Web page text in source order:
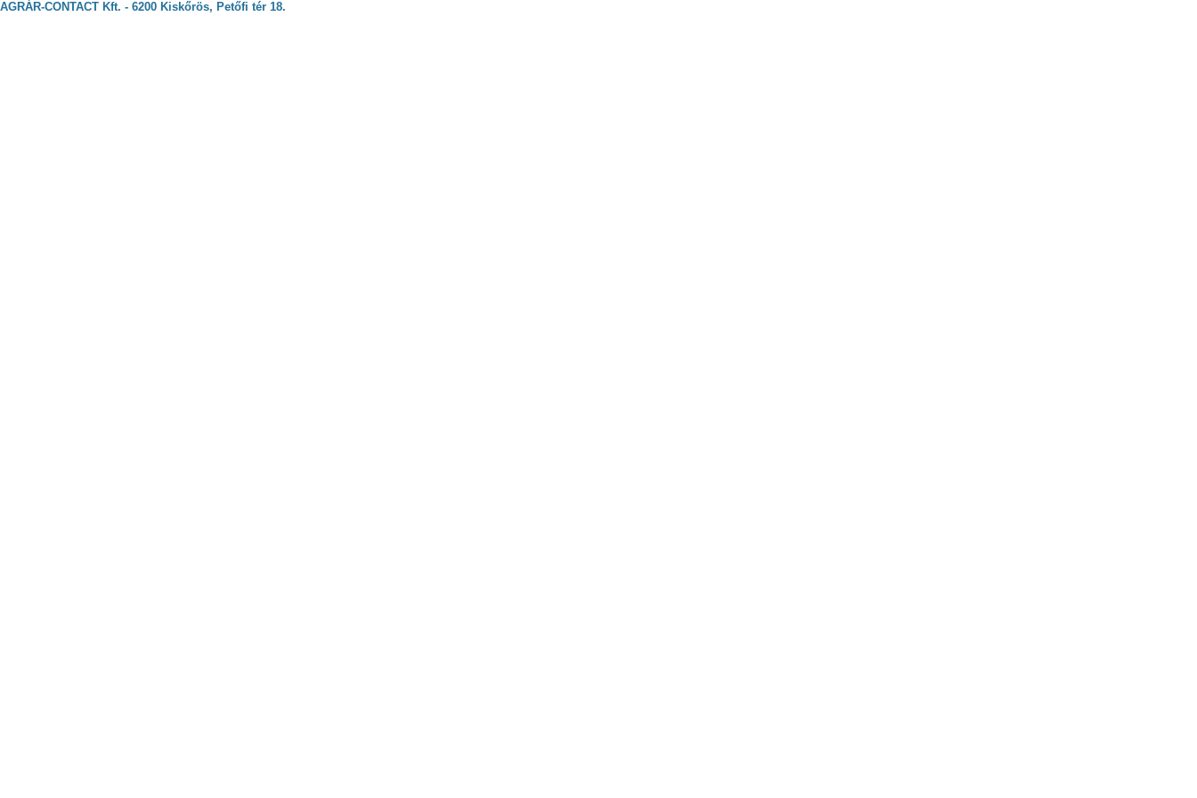
AGRÁR-CONTACT Kft. - 6200 Kiskőrös, Petőfi tér 18.